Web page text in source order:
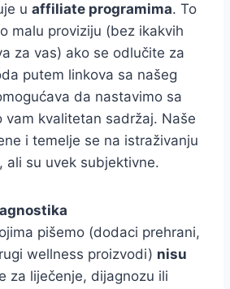
u affiliate programima. To
malu proviziju (bez ikakvih
za vas) ako se odlučite za
putem linkova sa našeg
da nastavimo sa
vam kvalitetan sadržaj. Naše
i temelje se na istraživanju
ali su uvek subjektivne.
pišemo (dodaci prehrani,
wellness proizvodi) nisu
za liječenje, dijagnozu ili